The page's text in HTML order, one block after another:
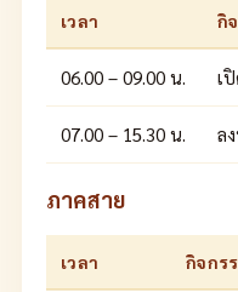
เวลา กิ
06.00 – 09.00 น. เ
07.00 – 15.30 น. ล
ภาคสาย
เวลา กิจกร